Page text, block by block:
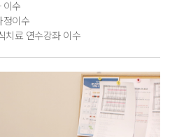
이수
정이수
치료 연수강좌 이수